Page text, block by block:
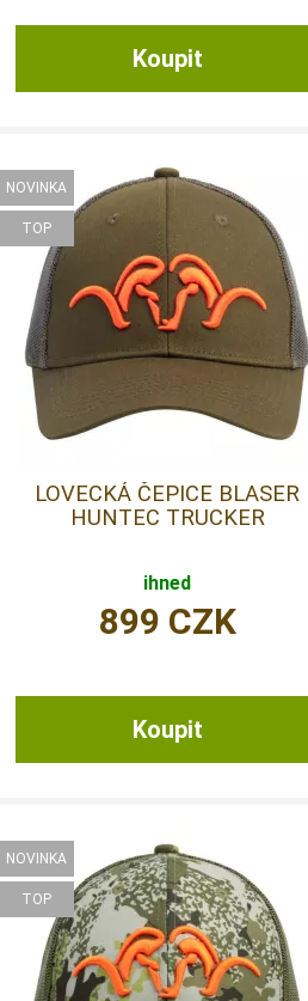
LOVECKÁ ČEPICE BLASER
HUNTEC TRUCKER
ihned
899 CZK